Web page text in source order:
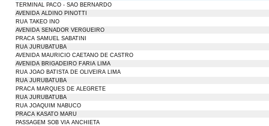
TERMINAL PACO - SAO BERNARDO
AVENIDA ALDINO PINOTTI
RUA TAKEO INO
AVENIDA SENADOR VERGUEIRO
PRACA SAMUEL SABATINI
RUA JURUBATUBA
AVENIDA MAURICIO CAETANO DE CASTRO
AVENIDA BRIGADEIRO FARIA LIMA
RUA JOAO BATISTA DE OLIVEIRA LIMA
RUA JURUBATUBA
PRACA MARQUES DE ALEGRETE
RUA JURUBATUBA
RUA JOAQUIM NABUCO
PRACA KASATO MARU
PASSAGEM SOB VIA ANCHIETA